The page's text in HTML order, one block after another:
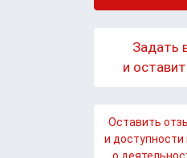
Задать
и
Оставить
и